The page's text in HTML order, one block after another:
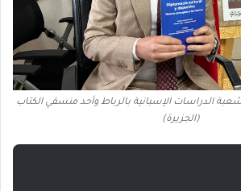
الدراسات الإسبانية بالرباط وأحد منسقي الكتاب
(الجزيرة)